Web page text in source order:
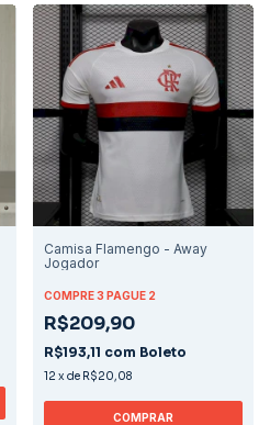
Camisa Flamengo - Away
Jogador
COMPRE 3 PAGUE 2
R$209,90
R$193,11 com Boleto
12 x de R$20,08
COMPRAR